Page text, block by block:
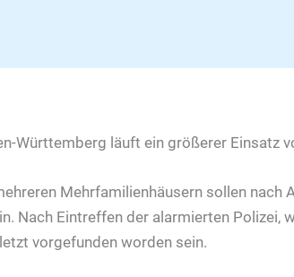
Württemberg läuft ein größerer Einsatz
Mehrfamilienhäusern sollen nach
Nach Eintreffen der alarmierten Polizei,
vorgefunden worden sein.